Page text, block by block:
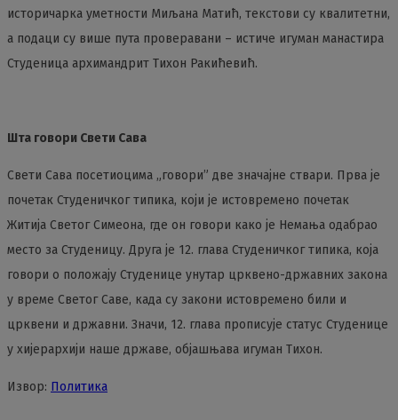
историчарка уметности Миљана Матић, текстови су квалитетни,
а подаци су више пута проверавани – истиче игуман манастира
Студеница архимандрит Тихон Ракићевић.
Шта говори Свети Сава
Свети Сава посетиоцима „говори” две значајне ствари. Прва је
почетак Студеничког типика, који је истовремено почетак
Житија Светог Симеона, где он говори како је Немања одабрао
место за Студеницу. Друга је 12. глава Студеничког типика, која
говори о положају Студенице унутар црквено-државних закона
у време Светог Саве, када су закони истовремено били и
црквени и државни. Значи, 12. глава прописује статус Студенице
у хијерархији наше државе, објашњава игуман Тихон.
Извор: Политика